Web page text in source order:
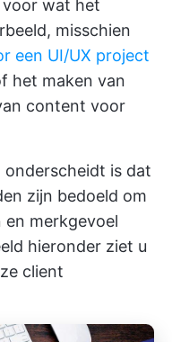
wat het
misschien
een UI/UX project
het maken van
content voor
onderscheidt is dat
zijn bedoeld om
merkgevoel
hieronder ziet u
client